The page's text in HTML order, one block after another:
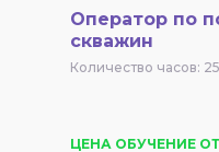
Оператор по
скважин
Количество часов:
ЦЕНА ОБУЧЕНИЕ